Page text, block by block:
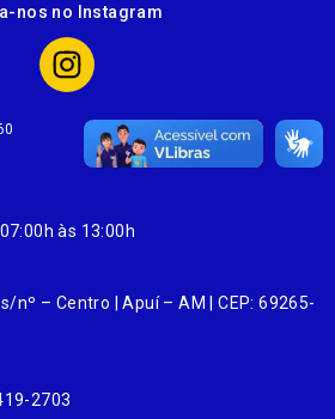
nos no Instagram
às 13:00h
nº – Centro | Apuí – AM | CEP: 69265-
2703